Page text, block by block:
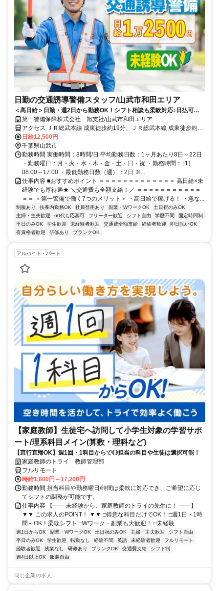
日勤の交通誘導警備スタッフ/山武市和田エリア
＜高日給＞日勤・週2日から勤務OK！シフト相談も柔軟対応♪日払可◎
未経験歓迎★
第一警備保障株式会社 旭支社/山武市和田エリア
アクセス ＪＲ総武本線 成東徒歩約19分、ＪＲ総武本線 成東徒歩約19
分、ＪＲ東金線/ＪＲ外房線 求名出入口2徒歩約61分 直行直帰OK＊交
通費全額支給＊
日給12,500円
千葉県山武市
勤務時間 実働時間：8時間/日 平均勤務日数：1ヶ月あたり8日～22日
・勤務曜日：月・火・水・木・金・土・日・祝 ・勤務時間： [1]
08:00～17:00 ・最低勤務日数（週）：2日 ※...
仕事内容 ■おすすめポイント ＝＝＝＝＝＝＝＝＝＝＝＝＝ 高日給×未
経験でも厚待遇★ ＼交通費も全額支給！／ ＝＝＝＝＝＝＝＝＝＝＝
＝＝ ＜第一警備で働く7つのメリット＞ ・高日給で稼げる！ ・急な...
制服あり 扶養内勤務OK 社員登用あり 副業・WワークOK
土日祝のみOK
主婦・主夫歓迎
60代も応募可 フリーター歓迎 シフト自由 学歴不問
固定時間制
平日のみOK
学生歓迎 未経験者歓迎 交通費全額支給 経験者歓迎
即日払いOK
有資格者歓迎
研修あり ブランクOK
アルバイト・パート
【家庭教師】生徒宅へ訪問して小学生対象の学習サポ
ート/理系科目メイン(算数・理科など)
【直行直帰OK】週1回・1科目からで◎担当の科目や生徒は選択可能！
家庭教師のトライ 教師管理部
フルリモート
時給1,800円～17,200円
勤務時間 担当科目や勤務曜日/時間は柔軟に対応でき、ご希望に応じ
てシフトの調整が可能です。
仕事内容 【―― 未経験から、家庭教師のトライの先生に！ ――】
▼▼ この求人のPOINT！ ▼▼ □得意な科目だけでOK！ □週1日・1時
間～OK！柔軟シフト □Wワーク・副業も大歓迎！ □未経験...
週1日からOK 副業・WワークOK 土日祝のみOK 主婦・主夫歓迎
シフト自由
平日のみOK
学生歓迎 転勤なし 経験不問 英語 未経験者歓迎
フルリモート
経験者歓迎
残業なし 研修あり ブランクOK 交通費支給
シフト制
週4日以上OK
服装自由
同じ企業の求人